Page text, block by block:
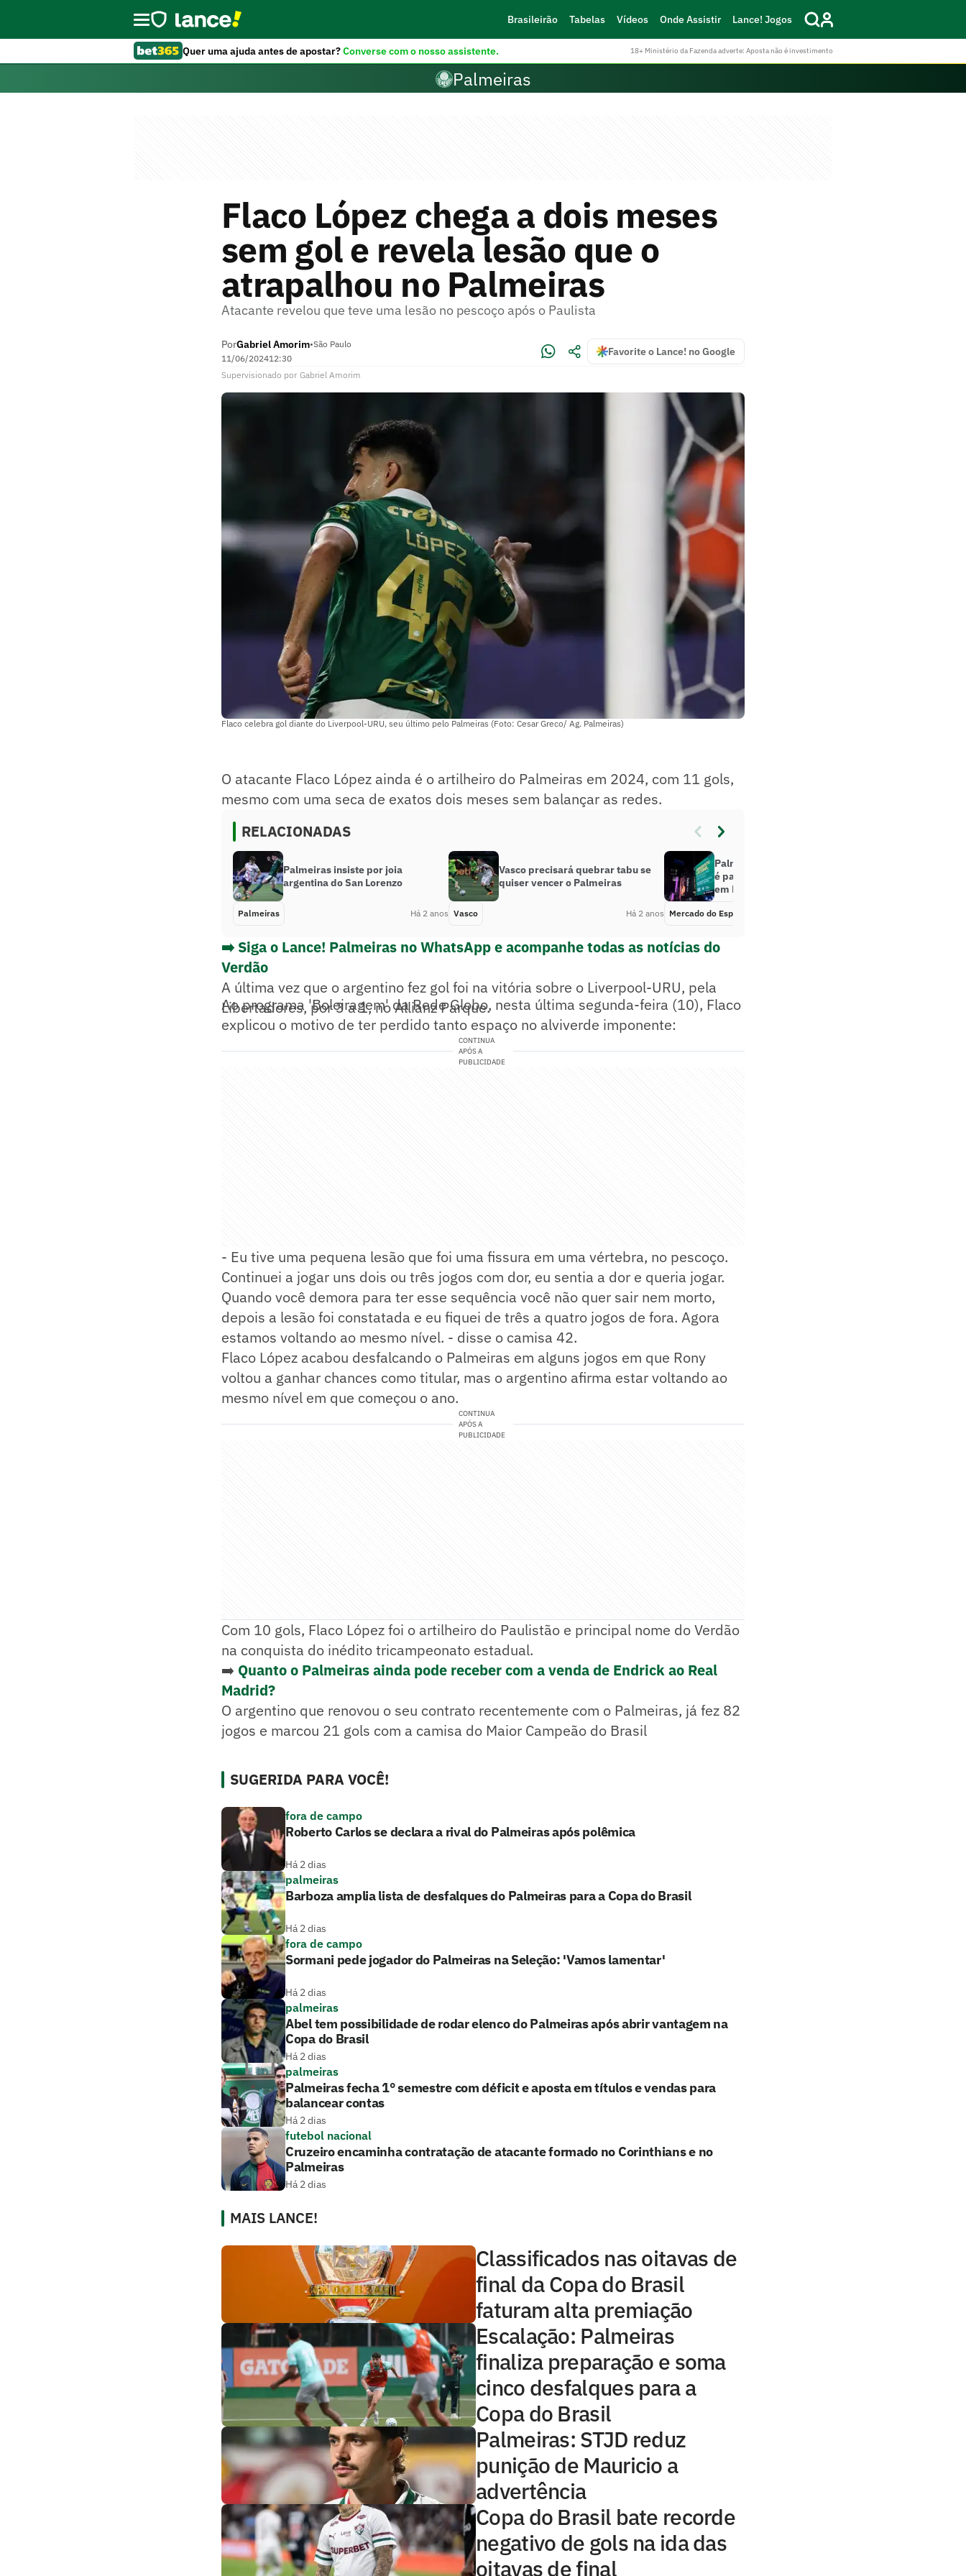
Brasileirão Tabelas Vídeos Onde Assistir Lance! Jogos
Quer uma ajuda antes de apostar?Converse com o nosso assistente. 18+ Ministério da Fazenda adverte: Aposta não é investimento
Palmeiras
Flaco López chega a dois meses
sem gol e revela lesão que o
atrapalhou no Palmeiras
Atacante revelou que teve uma lesão no pescoço após o Paulista
PorGabriel Amorim•São Paulo
11/06/202412:30
Favorite o Lance! no Google
Supervisionado por Gabriel Amorim
Flaco celebra gol diante do Liverpool-URU, seu último pelo Palmeiras (Foto: Cesar Greco/ Ag. Palmeiras)
O atacante Flaco López ainda é o artilheiro do Palmeiras em 2024, com 11 gols,
mesmo com uma seca de exatos dois meses sem balançar as redes.
RELACIONADAS
Palmeiras insiste por joia
argentina do San Lorenzo
Palmeiras Há 2 anos
Vasco precisará quebrar tabu se
quiser vencer o Palmeiras
Vasco Há 2 anos
Palmeiras ganha prêmio inédito e
é parabenizado na Times Square,
em Nova York
Mercado do Esporte
➡️ Siga o Lance! Palmeiras no WhatsApp e acompanhe todas as notícias do
Verdão
A última vez que o argentino fez gol foi na vitória sobre o Liverpool-URU, pela
Libertadores, por 3 a 1, no Allianz Parque.
Ao programa 'Boleiragem' da Rede Globo, nesta última segunda-feira (10), Flaco
explicou o motivo de ter perdido tanto espaço no alviverde imponente:
CONTINUA
APÓS A
PUBLICIDADE
- Eu tive uma pequena lesão que foi uma fissura em uma vértebra, no pescoço.
Continuei a jogar uns dois ou três jogos com dor, eu sentia a dor e queria jogar.
Quando você demora para ter esse sequência você não quer sair nem morto,
depois a lesão foi constatada e eu fiquei de três a quatro jogos de fora. Agora
estamos voltando ao mesmo nível. - disse o camisa 42.
Flaco López acabou desfalcando o Palmeiras em alguns jogos em que Rony
voltou a ganhar chances como titular, mas o argentino afirma estar voltando ao
mesmo nível em que começou o ano.
CONTINUA
APÓS A
PUBLICIDADE
Com 10 gols, Flaco López foi o artilheiro do Paulistão e principal nome do Verdão
na conquista do inédito tricampeonato estadual.
➡️ Quanto o Palmeiras ainda pode receber com a venda de Endrick ao Real
Madrid?
O argentino que renovou o seu contrato recentemente com o Palmeiras, já fez 82
jogos e marcou 21 gols com a camisa do Maior Campeão do Brasil
SUGERIDA PARA VOCÊ!
fora de campo
Roberto Carlos se declara a rival do Palmeiras após polêmica
Há 2 dias
palmeiras
Barboza amplia lista de desfalques do Palmeiras para a Copa do Brasil
Há 2 dias
fora de campo
Sormani pede jogador do Palmeiras na Seleção: 'Vamos lamentar'
Há 2 dias
palmeiras
Abel tem possibilidade de rodar elenco do Palmeiras após abrir vantagem na
Copa do Brasil
Há 2 dias
palmeiras
Palmeiras fecha 1° semestre com déficit e aposta em títulos e vendas para
balancear contas
Há 2 dias
futebol nacional
Cruzeiro encaminha contratação de atacante formado no Corinthians e no
Palmeiras
Há 2 dias
MAIS LANCE!
Classificados nas oitavas de
final da Copa do Brasil
faturam alta premiação
Escalação: Palmeiras
finaliza preparação e soma
cinco desfalques para a
Copa do Brasil
Palmeiras: STJD reduz
punição de Mauricio a
advertência
Copa do Brasil bate recorde
negativo de gols na ida das
oitavas de final